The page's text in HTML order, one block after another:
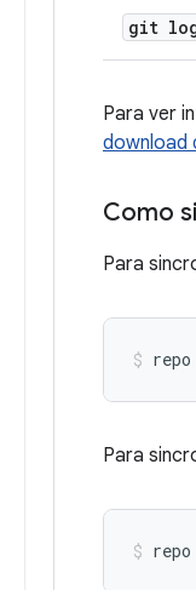
git
Para ver
download
Como
Para
Para